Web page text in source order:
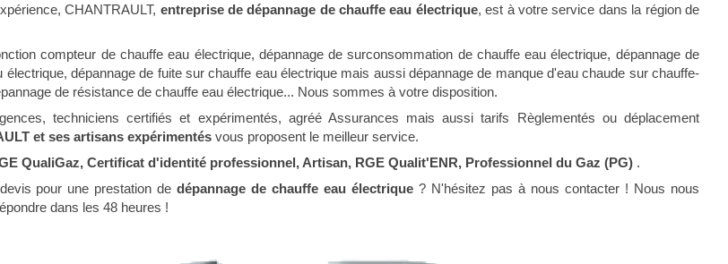
CHANTRAULT, entreprise de dépannage de chauffe eau électrique, est à votre service dans la région de
compteur de chauffe eau électrique, dépannage de surconsommation de chauffe eau électrique, dépannage de
électrique, dépannage de fuite sur chauffe eau électrique mais aussi dépannage de manque d'eau chaude sur chauffe-
de résistance de chauffe eau électrique... Nous sommes à votre disposition.
techniciens certifiés et expérimentés, agréé Assurances mais aussi tarifs Règlementés ou déplacement
et ses artisans expérimentésvous proposent le meilleur service.
QualiGaz, Certificat d'identité professionnel, Artisan, RGE Qualit'ENR, Professionnel du Gaz (PG) .
pour une prestation dedépannage de chauffe eau électrique ? N'hésitez pas à nous contacter ! Nous nous
dans les 48 heures !